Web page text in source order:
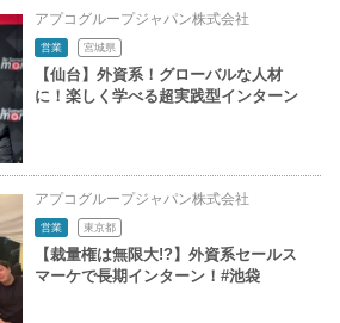
アプコグループジャパン株式会社
営業 宮城県
【仙台】外資系！グローバルな人材
に！楽しく学べる超実践型インターン
アプコグループジャパン株式会社
営業 東京都
【裁量権は無限大!?】外資系セールス
マーケで長期インターン！#池袋